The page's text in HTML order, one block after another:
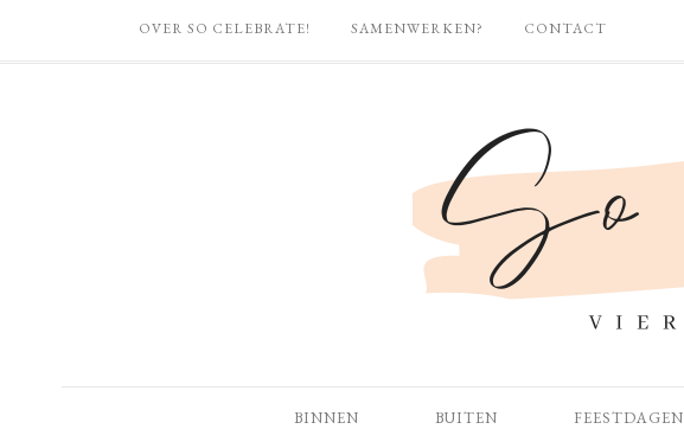
OVER SO CELEBRATE! SAMENWERKEN? CONTACT
BINNEN BUITEN FEESTDAGEN